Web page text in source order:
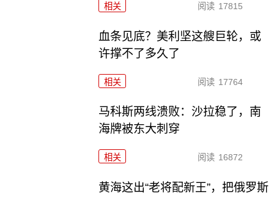
相关 阅读 17815
血条见底？美利坚这艘巨轮，或
许撑不了多久了
相关 阅读 17764
马科斯两线溃败：沙拉稳了，南
海牌被东大刺穿
相关 阅读 16872
黄海这出“老将配新王”，把俄罗斯